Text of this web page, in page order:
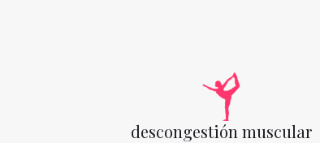
descongestión muscular